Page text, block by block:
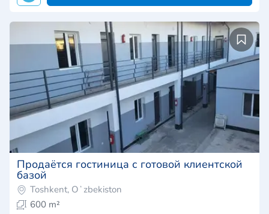
Продаётся гостиница с готовой клиентской
базой
Toshkent, Oʻzbekiston
600 m²